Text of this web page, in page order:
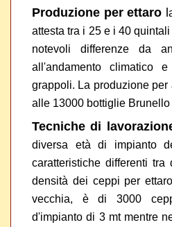
Produzione perettaro l
attesta tra i 25 e i 40
notevoli differenze da
all'andamento climatico
grappoli. La produzione
alle 13000 bottiglie
Tecniche di
diversa età di impianto
caratteristiche differenti
densità dei ceppi per
vecchia, è di 3000
d'impianto di 3 mt mentre